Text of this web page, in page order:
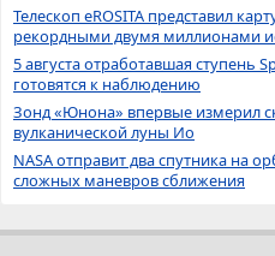
Телескоп eROSITA представил
рекордными двумя миллионами
5 августа отработавшая ступень
готовятся к наблюдению
Зонд «Юнона» впервые измерил
вулканической луны Ио
NASA отправит два спутника на
сложных маневров сближения